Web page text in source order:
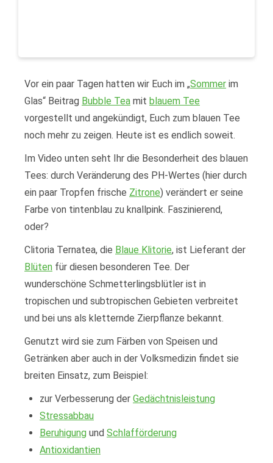
Vor ein paar Tagen hatten wir Euch im „Sommer im
Glas“ Beitrag Bubble Tea mit blauem Tee
vorgestellt und angekündigt, Euch zum blauen Tee
noch mehr zu zeigen. Heute ist es endlich soweit.
Im Video unten seht Ihr die Besonderheit des blauen
Tees: durch Veränderung des PH-Wertes (hier durch
ein paar Tropfen frische Zitrone) verändert er seine
Farbe von tintenblau zu knallpink. Faszinierend,
oder?
Clitoria Ternatea, die Blaue Klitorie, ist Lieferant der
Blüten für diesen besonderen Tee. Der
wunderschöne Schmetterlingsblütler ist in
tropischen und subtropischen Gebieten verbreitet
und bei uns als kletternde Zierpflanze bekannt.
Genutzt wird sie zum Färben von Speisen und
Getränken aber auch in der Volksmedizin findet sie
breiten Einsatz, zum Beispiel:
zur Verbesserung der Gedächtnisleistung
Stressabbau
Beruhigung und Schlafförderung
Antioxidantien